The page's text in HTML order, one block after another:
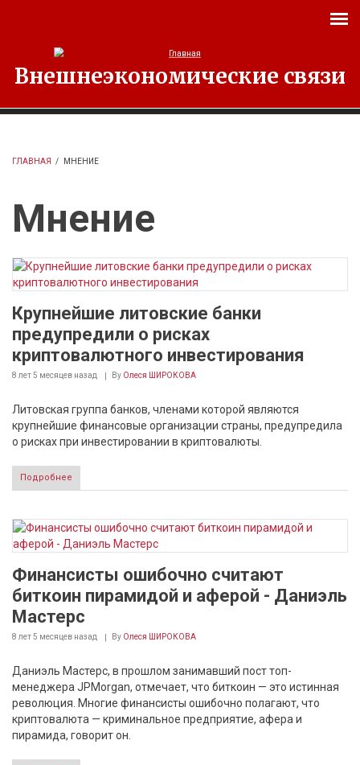
Внешнеэкономические связи
ГЛАВНАЯ / МНЕНИЕ
Мнение
Крупнейшие литовские банки
предупредили о рисках
криптовалютного инвестирования
8 лет 5 месяцев назад By Олеся ШИРОКОВА
Литовская группа банков, членами которой являются
крупнейшие финансовые организации страны, предупредила
о рисках при инвестировании в криптовалюты.
Подробнее
Финансисты ошибочно считают
биткоин пирамидой и аферой - Даниэль
Мастерс
8 лет 5 месяцев назад By Олеся ШИРОКОВА
Даниэль Мастерс, в прошлом занимавший пост топ-
менеджера JPMorgan, отмечает, что биткоин — это истинная
революция. Многие финансисты ошибочно полагают, что
криптовалюта — криминальное предприятие, афера и
пирамида, говорит он.